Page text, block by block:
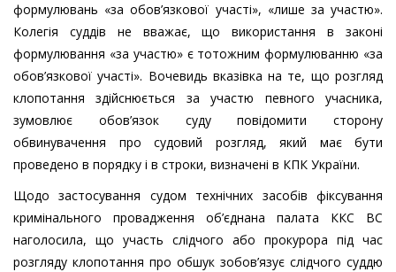
формулювань «за обов’язкової участі», «лише за участю».
Колегія суддів не вважає, що використання в законі
формулювання «за участю» є тотожним формулюванню «за
обов’язкової участі». Вочевидь вказівка на те, що розгляд
клопотання здійснюється за участю певного учасника,
зумовлює обов’язок суду повідомити сторону
обвинувачення про судовий розгляд, який має бути
проведено в порядку і в строки, визначені в КПК України.
Щодо застосування судом технічних засобів фіксування
кримінального провадження об’єднана палата ККС ВС
наголосила, що участь слідчого або прокурора під час
розгляду клопотання про обшук зобов’язує слідчого суддю